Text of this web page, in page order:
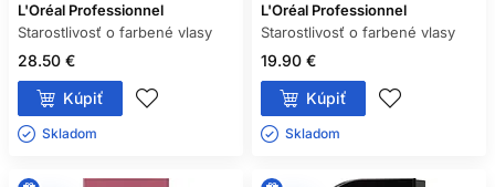
L'Oréal Professionnel
Starostlivosť o farbené vlasy
28.50 €
Kúpiť
Skladom ㅤ
L'Oréal Professionnel
Starostlivosť o farbené vlasy
19.90 €
Kúpiť
Skladom ㅤ